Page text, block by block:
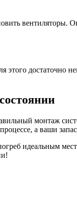
вентиляторы.
достаточно
монтаж
а ваши
идеальным